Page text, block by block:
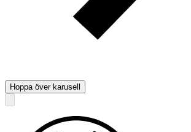
Hoppa över karusell